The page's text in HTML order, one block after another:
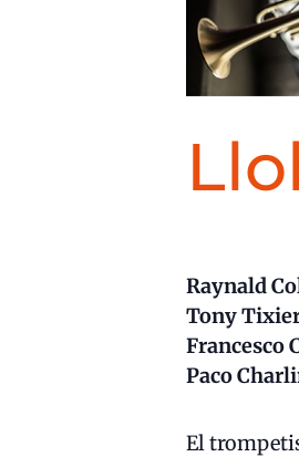
Raynald
Tony
Francesco
Paco
El